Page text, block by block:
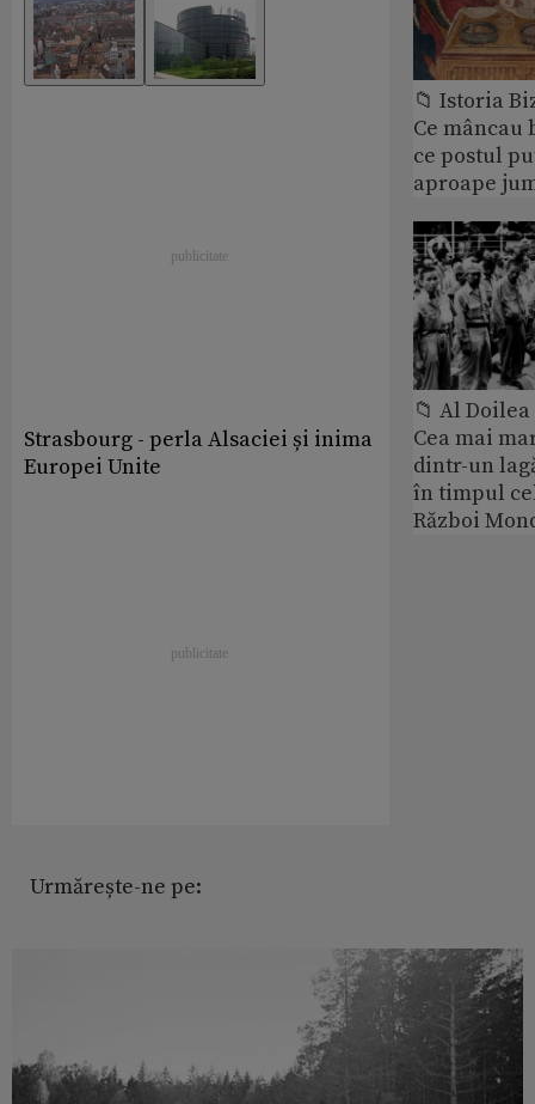
Strasbourg - perla Alsaciei și inima
Europei Unite
Urmărește-ne pe:
📁 Istoria
Ce
ce postul
aproape
📁 Al
Cea mai
dintr-un
în timpul
Război